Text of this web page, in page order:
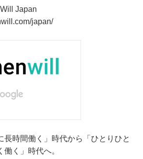
Japan
japan/
長時間働く」時代から「ひとりひと
働く」時代へ。